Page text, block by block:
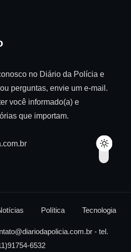
no Diário da Polícia e
perguntas, envie um e-mail.
você informado(a) e
que importam.
Política Tecnologia
- tel.
6532